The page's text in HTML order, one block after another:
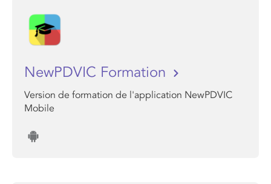
NewPDVIC Formation
Version de formation de l'application NewPDVIC
Mobile